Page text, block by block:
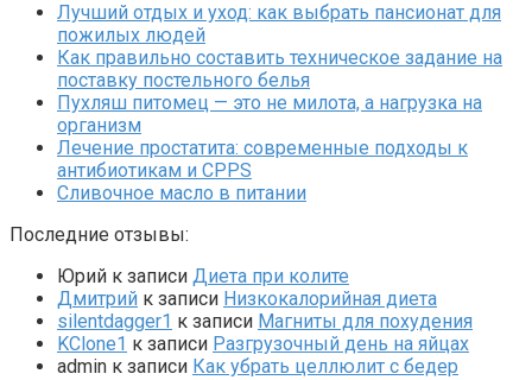
Лучший отдых и уход: как выбрать пансионат для
пожилых людей
Как правильно составить техническое задание на
поставку постельного белья
Пухляш питомец — это не милота, а нагрузка на
организм
Лечение простатита: современные подходы к
антибиотикам и CPPS
Сливочное масло в питании
Последние отзывы:
Юрий к записи Диета при колите
Дмитрий к записи Низкокалорийная диета
silentdagger1 к записи Магниты для похудения
KClone1 к записи Разгрузочный день на яйцах
admin к записи Как убрать целлюлит с бедер